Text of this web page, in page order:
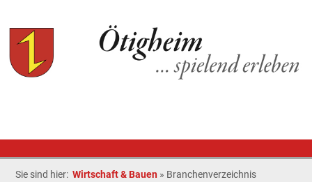
Sie sind hier:Wirtschaft & Bauen » Branchenverzeichnis